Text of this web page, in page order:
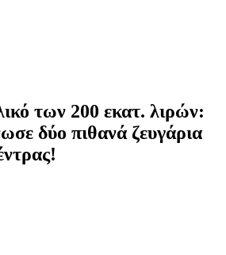
των 200 εκατ. λιρών:
δύο πιθανά ζευγάρια